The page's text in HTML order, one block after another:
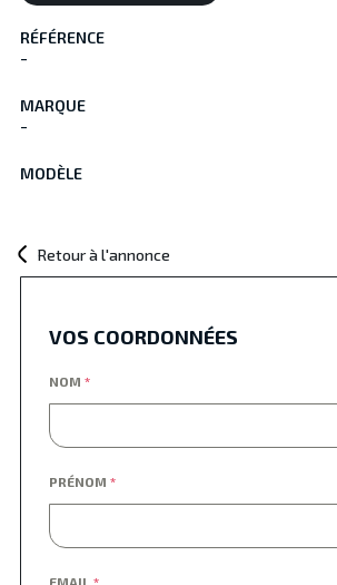
RÉFÉRENCE
-
MARQUE
-
MODÈLE
Retour à l'annonce
VOS COORDONNÉES
NOM *
PRÉNOM *